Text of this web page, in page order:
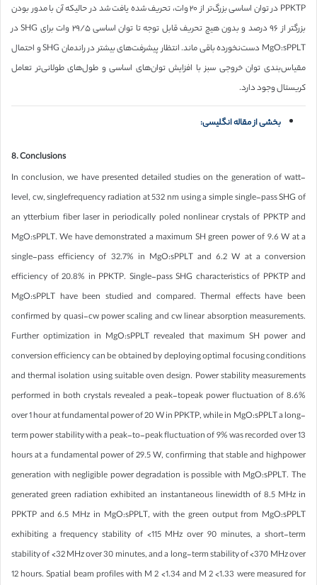
PPKTP در توان اساسی بزرگ‌تر از ۲۰ وات، تحریف شده یافت شد در حالیکه آن با مدور بودن
بزرگتر از ۹۶ درصد و بدون هیچ تحریف قابل توجه تا توان اساسی ۲۹/۵ وات برای SHG در
MgO:sPPLT دست‌نخورده باقی ماند. انتظار پیشرفت‌های بیشتر در راندمان SHG و احتمال
مقیاس‌بندی توان خروجی سبز با افزایش توان‌های اساسی و طول‌های طولانی‌تر تعامل
کریستال وجود دارد.
بخشی از مقاله انگلیسی:
8. Conclusions
In conclusion, we have presented detailed studies on the generation of watt-
level, cw, singlefrequency radiation at 532 nm using a simple single-pass SHG of
an ytterbium fiber laser in periodically poled nonlinear crystals of PPKTP and
MgO:sPPLT. We have demonstrated a maximum SH green power of 9.6 W at a
single-pass efficiency of 32.7% in MgO:sPPLT and 6.2 W at a conversion
efficiency of 20.8% in PPKTP. Single-pass SHG characteristics of PPKTP and
MgO:sPPLT have been studied and compared. Thermal effects have been
confirmed by quasi-cw power scaling and cw linear absorption measurements.
Further optimization in MgO:sPPLT revealed that maximum SH power and
conversion efficiency can be obtained by deploying optimal focusing conditions
and thermal isolation using suitable oven design. Power stability measurements
performed in both crystals revealed a peak-topeak power fluctuation of 8.6%
over 1 hour at fundamental power of 20 W in PPKTP, while in MgO:sPPLT a long-
term power stability with a peak-to-peak fluctuation of 9% was recorded over 13
hours at a fundamental power of 29.5 W, confirming that stable and highpower
generation with negligible power degradation is possible with MgO:sPPLT. The
generated green radiation exhibited an instantaneous linewidth of 8.5 MHz in
PPKTP and 6.5 MHz in MgO:sPPLT, with the green output from MgO:sPPLT
exhibiting a frequency stability of <115 MHz over 90 minutes, a short-term
stability of <32 MHz over 30 minutes, and a long-term stability of <370 MHz over
12 hours. Spatial beam profiles with M 2 <1.34 and M 2 <1.33 were measured for